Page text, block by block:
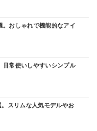
。おしゃれで機能的なアイ
日常使いしやすいシンプル
スリムな人気モデルやお